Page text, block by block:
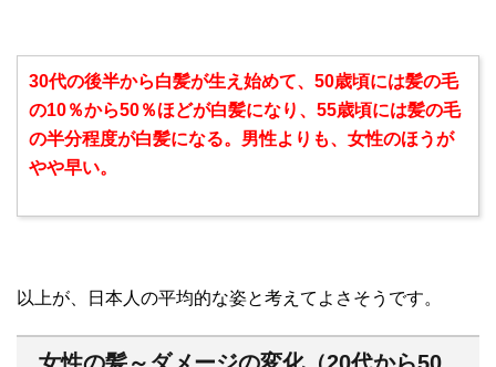
30代の後半から白髪が生え始めて、50歳頃には髪の毛
の10％から50％ほどが白髪になり、55歳頃には髪の毛
の半分程度が白髪になる。男性よりも、女性のほうが
やや早い。
以上が、日本人の平均的な姿と考えてよさそうです。